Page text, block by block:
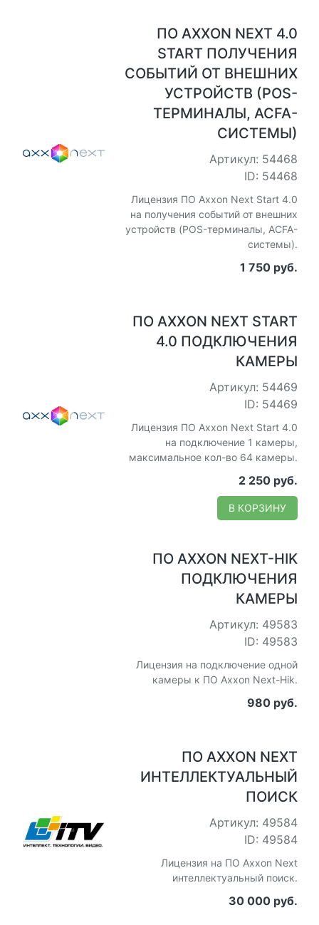
ПО AXXON NEXT 4.0
START ПОЛУЧЕНИЯ
СОБЫТИЙ ОТ ВНЕШНИХ
УСТРОЙСТВ (POS-
ТЕРМИНАЛЫ, ACFA-
СИСТЕМЫ)
Артикул: 54468
ID: 54468
Лицензия ПО Axxon Next Start 4.0
на получения событий от внешних
устройств (POS-терминалы, ACFA-
системы).
1 750 руб.
ПО AXXON NEXT START
4.0 ПОДКЛЮЧЕНИЯ
КАМЕРЫ
Артикул: 54469
ID: 54469
Лицензия ПО Axxon Next Start 4.0
на подключение 1 камеры,
максимальное кол-во 64 камеры.
2 250 руб.
В КОРЗИНУ
ПО AXXON NEXT-HIK
ПОДКЛЮЧЕНИЯ
КАМЕРЫ
Артикул: 49583
ID: 49583
Лицензия на подключение одной
камеры к ПО Axxon Next-Hik.
980 руб.
ПО AXXON NEXT
ИНТЕЛЛЕКТУАЛЬНЫЙ
ПОИСК
Артикул: 49584
ID: 49584
Лицензия на ПО Axxon Next
интеллектуальный поиск.
30 000 руб.